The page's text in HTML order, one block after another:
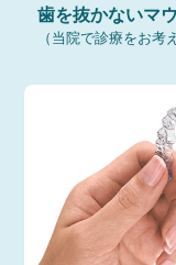
歯を抜かないマ
（当院で診療をお考